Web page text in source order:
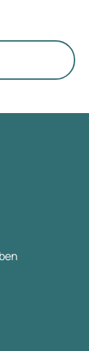
sich
und